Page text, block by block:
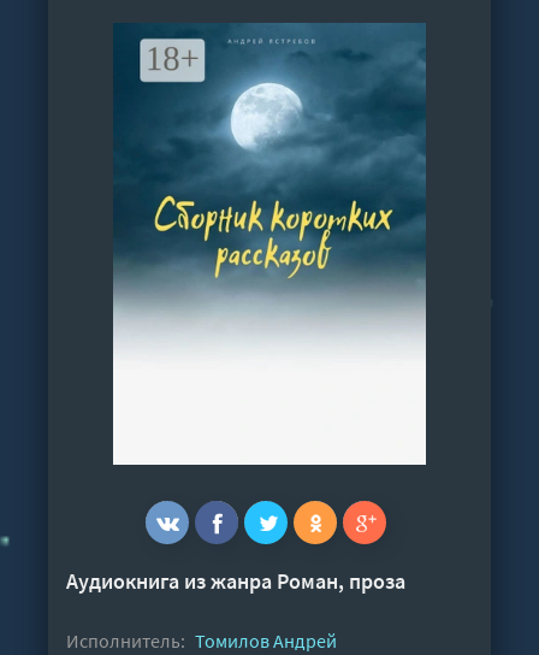
АУДИОКНИГЕ
Аудиокнига из жанра Роман, проза
Исполнитель: Томилов Андрей